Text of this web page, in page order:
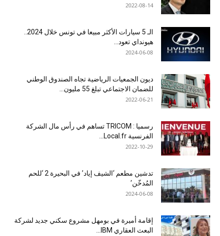
2022-08-14
هيونداي تعود...
2024-06-08
ديون الجمعيات الرياضية تجاه الصندوق الوطني
للضمان الاجتماعي تبلغ 55 مليون...
2022-06-21
رسميا : TRICOM تساهم في رأس مال الشركة
الفرنسية Local.fr...
2022-10-29
تدشين مطعم ‘الشيف إياد’ في البحيرة 2 ‘للحم
المُدخّن’
2024-06-08
إقامة أميرة في بومهل مشروع سكني جديد لشركة
البعث العقاري IBM...